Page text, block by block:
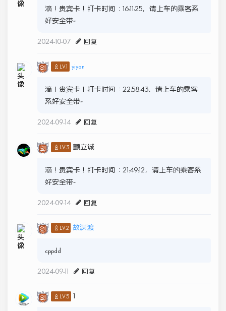
滴！贵宾卡！打卡时间：16:11:25，请上车的乘客系
好安全带~
2024-10-07 回复
♙LV.1 yiyan
滴！贵宾卡！打卡时间：22:58:43，请上车的乘客
系好安全带~
2024-09-14 回复
♙LV.3 颤立诚
滴！贵宾卡！打卡时间：21:49:12，请上车的乘客系
好安全带~
2024-09-14 回复
♙LV.2 故渊渡
cppdd
2024-09-11 回复
♙LV.5 1